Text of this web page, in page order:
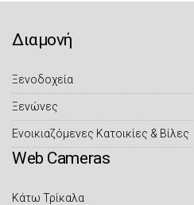
Διαμονή
Ξενοδοχεία
Ξενώνες
Eνοικιαζόμενες Κατοικίες & Βίλες
Web Cameras
Κάτω Τρίκαλα